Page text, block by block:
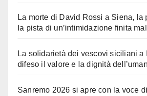
La morte di David Rossi a Siena, la
la pista di un’intimidazione finita
La solidarietà dei vescovi siciliani a
difeso il valore e la dignità
Sanremo 2026 si apre con la voce